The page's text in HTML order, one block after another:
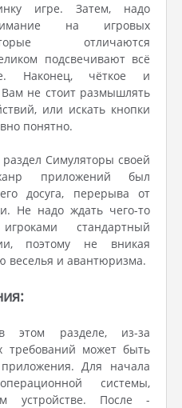
игре. Затем, надо
на игровых
отличаются
подсвечивают всё
Наконец, чёткое и
не стоит размышлять
или искать кнопки
понятно.
раздел Симуляторы своей
приложений был
досуга, перерыва от
Не надо ждать чего-то
стандартный
поэтому не вникая
веселья и авантюризма.
этом разделе, из-за
требований может быть
Для начала
системы,
устройстве. После -